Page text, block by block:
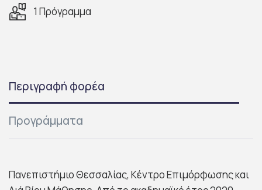
1 Πρόγραμμα
Περιγραφή φορέα
Προγράμματα
Πανεπιστήμιο Θεσσαλίας, Κέντρο Επιμόρφωσης και